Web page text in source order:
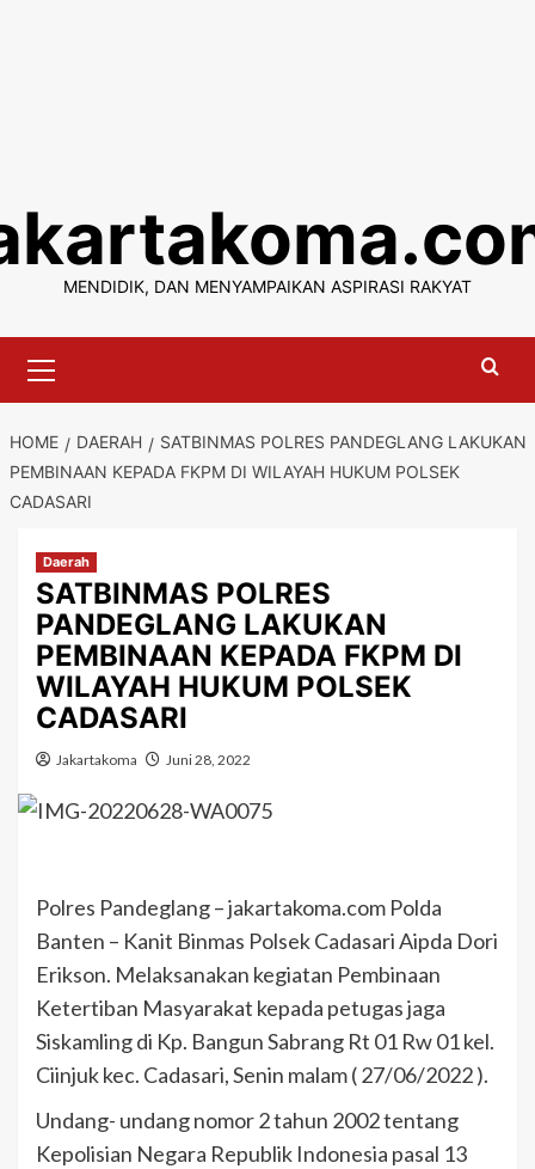
content
MENDIDIK, DAN MENYAMPAIKAN ASPIRASI RAKYAT
Menu
HOME DAERAH
SATBINMAS POLRES PANDEGLANG LAKUKAN
PEMBINAAN KEPADA FKPM DI WILAYAH HUKUM POLSEK
CADASARI
Daerah
SATBINMAS POLRES
PANDEGLANG LAKUKAN
PEMBINAAN KEPADA FKPM DI
WILAYAH HUKUM POLSEK
CADASARI
Jakartakoma Juni 28, 2022
Polres Pandeglang – jakartakoma.com Polda
Banten – Kanit Binmas Polsek Cadasari Aipda Dori
Erikson. Melaksanakan kegiatan Pembinaan
Ketertiban Masyarakat kepada petugas jaga
Siskamling di Kp. Bangun Sabrang Rt 01 Rw 01 kel.
Ciinjuk kec. Cadasari, Senin malam ( 27/06/2022 ).
Undang- undang nomor 2 tahun 2002 tentang
Kepolisian Negara Republik Indonesia pasal 13